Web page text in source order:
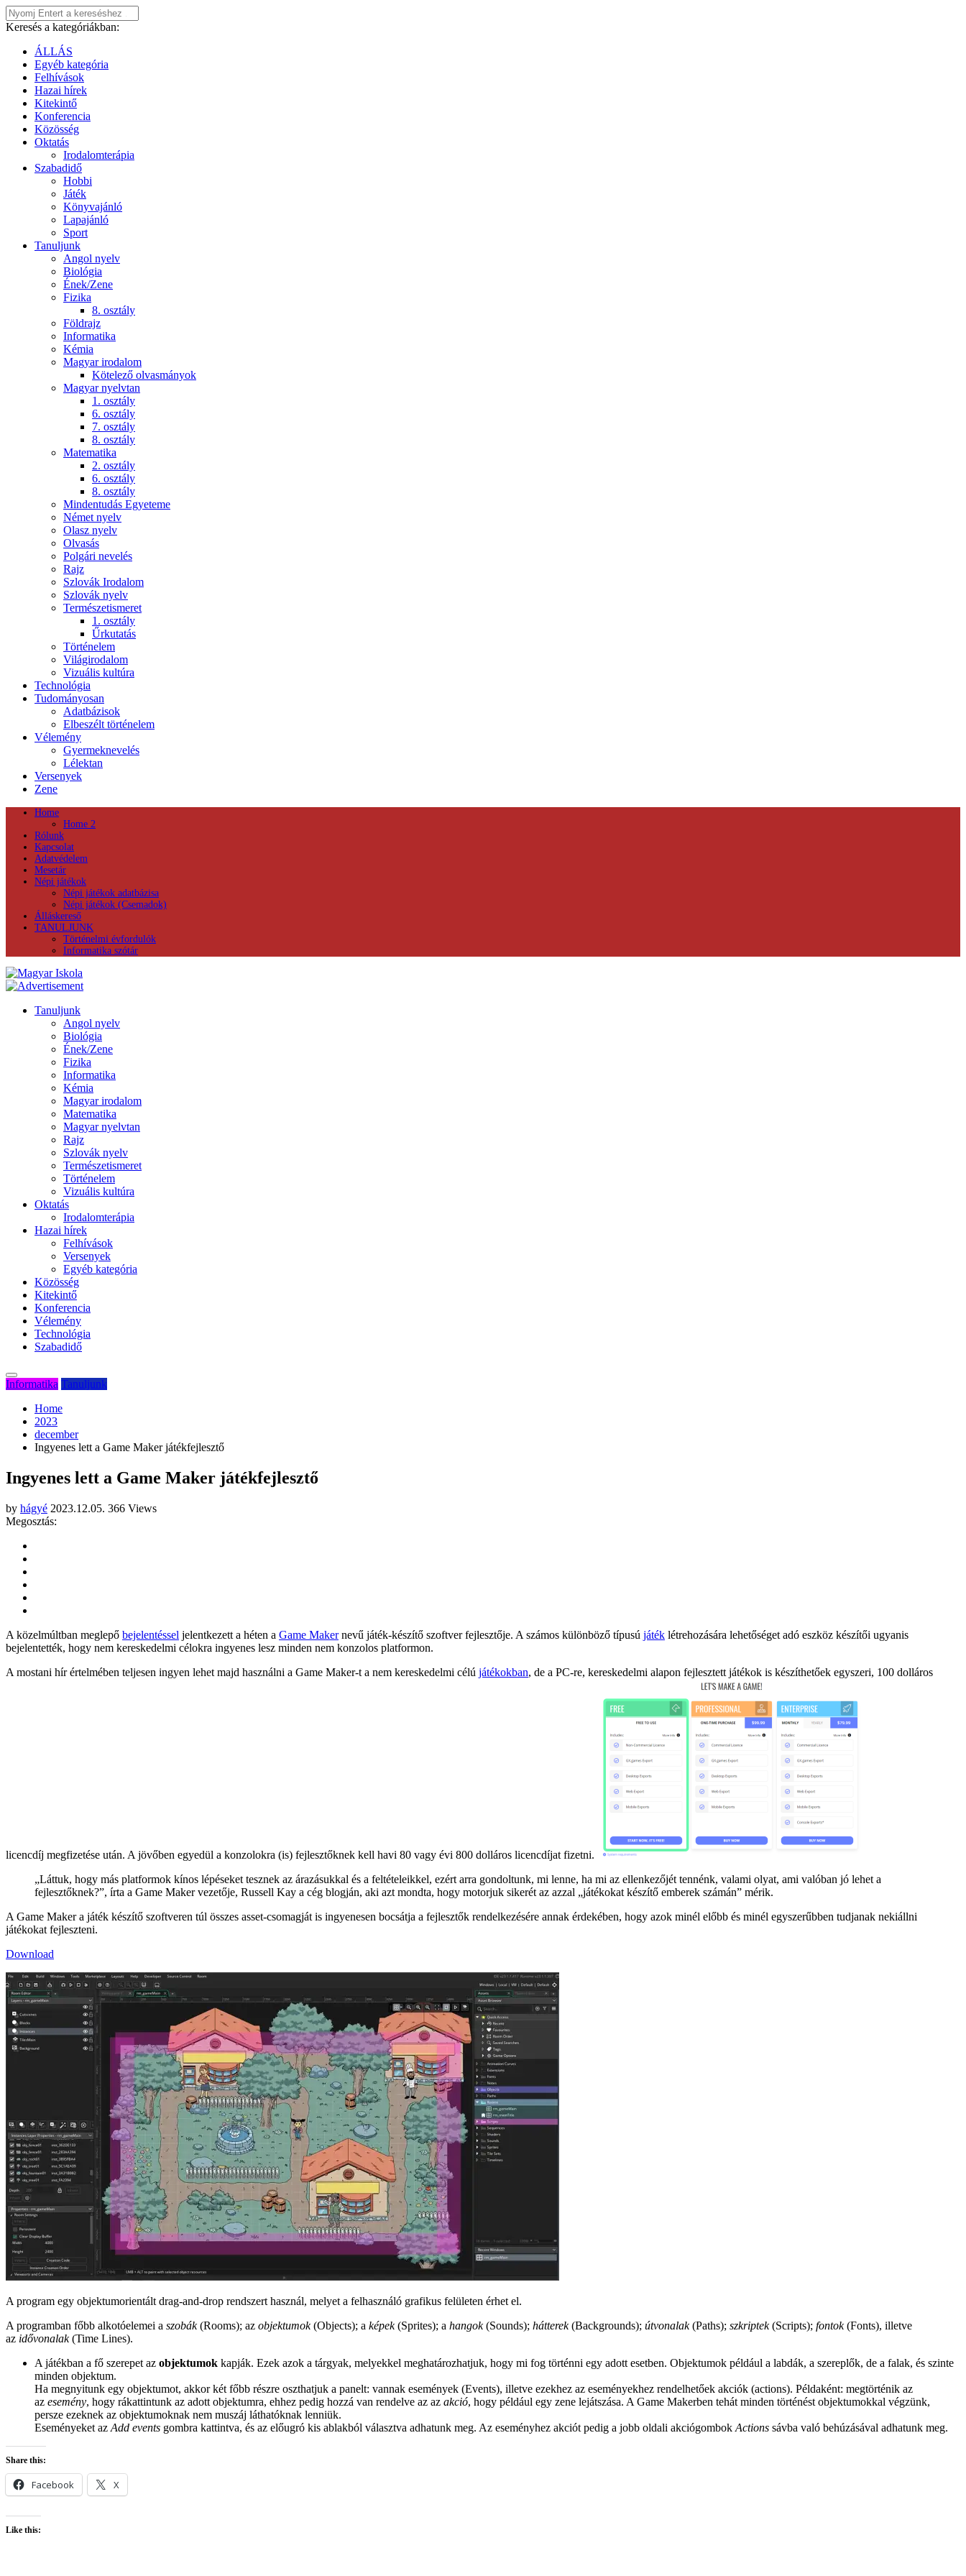
Keresés a kategóriákban:
ÁLLÁS
Egyéb kategória
Felhívások
Hazai hírek
Kitekintő
Konferencia
Közösség
Oktatás
Irodalomterápia
Szabadidő
Hobbi
Játék
Könyvajánló
Lapajánló
Sport
Tanuljunk
Angol nyelv
Biológia
Ének/Zene
Fizika
8. osztály
Földrajz
Informatika
Kémia
Magyar irodalom
Kötelező olvasmányok
Magyar nyelvtan
1. osztály
6. osztály
7. osztály
8. osztály
Matematika
2. osztály
6. osztály
8. osztály
Mindentudás Egyeteme
Német nyelv
Olasz nyelv
Olvasás
Polgári nevelés
Rajz
Szlovák Irodalom
Szlovák nyelv
Természetismeret
1. osztály
Űrkutatás
Történelem
Világirodalom
Vizuális kultúra
Technológia
Tudományosan
Adatbázisok
Elbeszélt történelem
Vélemény
Gyermeknevelés
Lélektan
Versenyek
Zene
Home
Home 2
Rólunk
Kapcsolat
Adatvédelem
Mesetár
Népi játékok
Népi játékok adatbázisa
Népi játékok (Csemadok)
Álláskereső
TANULJUNK
Történelmi évfordulók
Informatika szótár
Tanuljunk
Angol nyelv
Biológia
Ének/Zene
Fizika
Informatika
Kémia
Magyar irodalom
Matematika
Magyar nyelvtan
Rajz
Szlovák nyelv
Természetismeret
Történelem
Vizuális kultúra
Oktatás
Irodalomterápia
Hazai hírek
Felhívások
Versenyek
Egyéb kategória
Közösség
Kitekintő
Konferencia
Vélemény
Technológia
Szabadidő
Informatika Tanuljunk
Home
2023
december
Ingyenes lett a Game Maker játékfejlesztő
Ingyenes lett a Game Maker játékfejlesztő
by hágyé 2023.12.05. 366 Views
Megosztás:
A közelmúltban meglepő bejelentéssel jelentkezett a héten a Game Makernevű játék-készítő szoftver fejlesztője. A számos különböző típusú játék létrehozására lehetőséget adó eszköz készítői ugyanis
bejelentették, hogy nem kereskedelmi célokra ingyenes lesz minden nem konzolos platformon.
A mostani hír értelmében teljesen ingyen lehet majd használni a Game Maker-t a nem kereskedelmi célú játékokban, de a PC-re, kereskedelmi alapon fejlesztett játékok is készíthetőek egyszeri, 100 dolláros
licencdíj megfizetése után. A jövőben egyedül a konzolokra (is) fejlesztőknek kell havi 80 vagy évi 800 dolláros licencdíjat fizetni.
„Láttuk, hogy más platformok kínos lépéseket tesznek az árazásukkal és a feltételeikkel, ezért arra gondoltunk, mi lenne, ha mi az ellenkezőjét tennénk, valami olyat, ami valóban jó lehet a
fejlesztőknek?”, írta a Game Maker vezetője, Russell Kay a cég blogján, aki azt mondta, hogy motorjuk sikerét az azzal „játékokat készítő emberek számán” mérik.
A Game Maker a játék készítő szoftveren túl összes asset-csomagját is ingyenesen bocsátja a fejlesztők rendelkezésére annak érdekében, hogy azok minél előbb és minél egyszerűbben tudjanak nekiállni
játékokat fejleszteni.
Download
A program egy objektumorientált drag-and-drop rendszert használ, melyet a felhasználó grafikus felületen érhet el.
A programban főbb alkotóelemei a szobák(Rooms); az objektumok(Objects); a képek(Sprites); a hangok(Sounds); hátterek(Backgrounds); útvonalak(Paths); szkriptek(Scripts); fontok(Fonts), illetve
az idővonalak(Time Lines).
A játékban a fő szerepet az objektumok kapják. Ezek azok a tárgyak, melyekkel meghatározhatjuk, hogy mi fog történni egy adott esetben. Objektumok például a labdák, a szereplők, de a falak, és szinte
minden objektum.
Ha megnyitunk egy objektumot, akkor két főbb részre oszthatjuk a panelt: vannak események (Events), illetve ezekhez az eseményekhez rendelhetőek akciók (actions). Példaként: megtörténik az
az esemény, hogy rákattintunk az adott objektumra, ehhez pedig hozzá van rendelve az az akció, hogy például egy zene lejátszása. A Game Makerben tehát minden történést objektumokkal végzünk,
persze ezeknek az objektumoknak nem muszáj láthatóknak lenniük.
Eseményeket az Add events gombra kattintva, és az előugró kis ablakból választva adhatunk meg. Az eseményhez akciót pedig a jobb oldali akciógombok Actions sávba való behúzásával adhatunk meg.
Share this:
Facebook X
Like this: